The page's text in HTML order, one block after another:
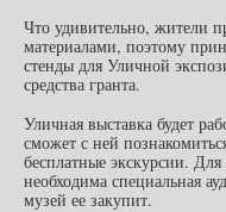
Что удивительно, жители
материалами, поэтому
стенды для Уличной
средства гранта.
Уличная выставка будет
сможет с ней
бесплатные экскурсии.
необходима специальная
музей ее закупит.